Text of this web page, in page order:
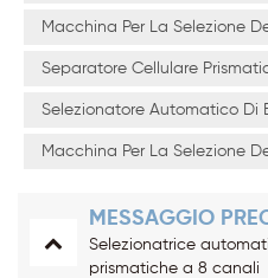
Macchina Per La Selezione
Separatore Cellulare
Selezionatore Automatico Di
Macchina Per La Selezione
MESSAGGIO
Selezionatrice
prismatiche a 8 canali